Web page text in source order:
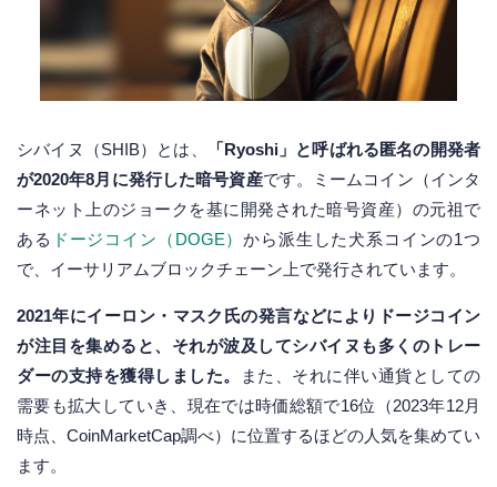
シバイヌ（SHIB）とは、
「Ryoshi」と呼ばれる匿名の開発者
が2020年8月に発行した暗号資産です。ミームコイン（インタ
ーネット上のジョークを基に開発された暗号資産）の元祖で
ある ドージコイン（DOGE）から派生した犬系コインの1つ
で、イーサリアムブロックチェーン上で発行されています。
2021年にイーロン・マスク氏の発言などによりドージコイン
が注目を集めると、それが波及してシバイヌも多くのトレー
ダーの支持を獲得しました。
また、それに伴い通貨としての
需要も拡大していき、現在では時価総額で16位（2023年12月
時点、CoinMarketCap調べ）に位置するほどの人気を集めてい
ます。